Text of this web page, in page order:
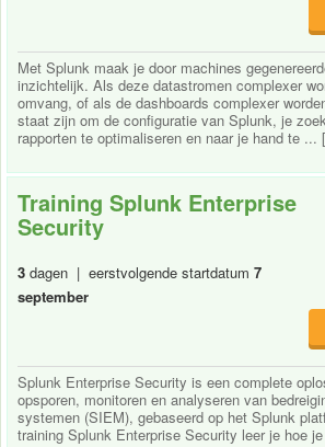
Met Splunk maak je door machines
inzichtelijk. Als deze datastromen complexer
omvang, of als de dashboards complexer
staat zijn om de configuratie van Splunk, je
rapporten te optimaliseren en naar je hand te ... [
Training Splunk Enterprise
Security
3 dagen | eerstvolgende startdatum 7
september
Splunk Enterprise Security is een complete
opsporen, monitoren en analyseren van
systemen (SIEM), gebaseerd op het Splunk
training Splunk Enterprise Security leer je hoe